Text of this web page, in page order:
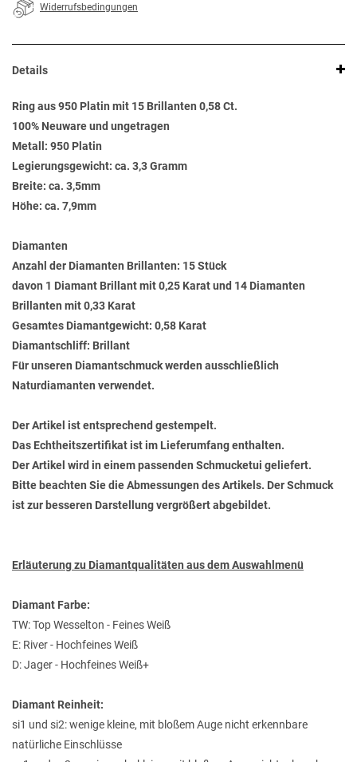
Widerrufsbedingungen
Details
Ring aus 950 Platin mit 15 Brillanten 0,58 Ct.
100% Neuware und ungetragen
Metall: 950 Platin
Legierungsgewicht: ca. 3,3 Gramm
Breite: ca. 3,5mm
Höhe: ca. 7,9mm
Diamanten
Anzahl der Diamanten Brillanten: 15 Stück
davon 1 Diamant Brillant mit 0,25 Karat und 14 Diamanten
Brillanten mit 0,33 Karat
Gesamtes Diamantgewicht: 0,58 Karat
Diamantschliff: Brillant
Für unseren Diamantschmuck werden ausschließlich
Naturdiamanten verwendet.
Der Artikel ist entsprechend gestempelt.
Das Echtheitszertifikat ist im Lieferumfang enthalten.
Der Artikel wird in einem passenden Schmucketui geliefert.
Bitte beachten Sie die Abmessungen des Artikels. Der Schmuck
ist zur besseren Darstellung vergrößert abgebildet.
Erläuterung zu Diamantqualitäten aus dem Auswahlmenü
Diamant Farbe:
TW: Top Wesselton - Feines Weiß
E: River - Hochfeines Weiß
D: Jager - Hochfeines Weiß+
Diamant Reinheit:
si1 und si2: wenige kleine, mit bloßem Auge nicht erkennbare
natürliche Einschlüsse